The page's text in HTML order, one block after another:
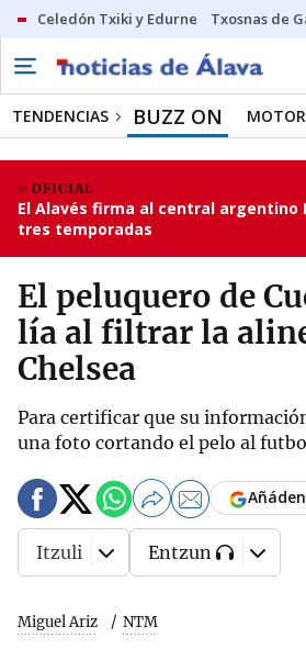
Celedón Txiki y Edurne Txosnas de
TENDENCIAS BUZZ ON MOTOR
OFICIAL
El Alavés firma al central argentino
tres temporadas
El peluquero de
lía al filtrar la
Chelsea
Para certificar que su
una foto cortando el pelo al
Miguel Ariz NTM
Itzuli Entzun